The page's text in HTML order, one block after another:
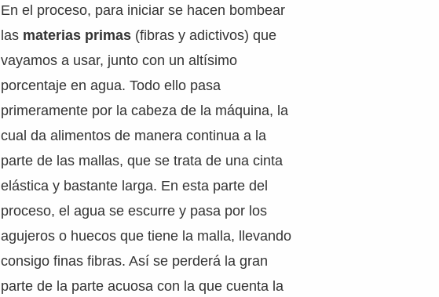
En el proceso, para iniciar se hacen bombear
las materias primas (fibras y adictivos) que
vayamos a usar, junto con un altísimo
porcentaje en agua. Todo ello pasa
primeramente por la cabeza de la máquina, la
cual da alimentos de manera continua a la
parte de las mallas, que se trata de una cinta
elástica y bastante larga. En esta parte del
proceso, el agua se escurre y pasa por los
agujeros o huecos que tiene la malla, llevando
consigo finas fibras. Así se perderá la gran
parte de la parte acuosa con la que cuenta la